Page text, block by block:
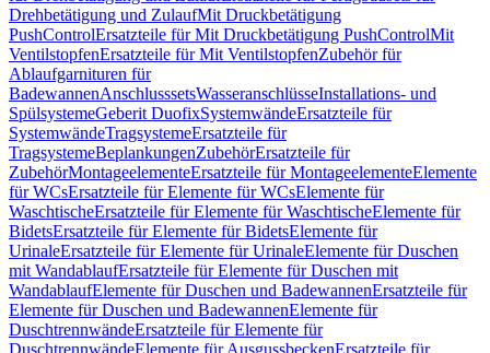
Drehbetätigung und ZulaufMit Druckbetätigung
PushControlErsatzteile für Mit Druckbetätigung PushControlMit
VentilstopfenErsatzteile für Mit VentilstopfenZubehör für
Ablaufgarnituren für
BadewannenAnschlusssetsWasseranschlüsseInstallations- und
SpülsystemeGeberit DuofixSystemwändeErsatzteile für
SystemwändeTragsystemeErsatzteile für
TragsystemeBeplankungenZubehörErsatzteile für
ZubehörMontageelementeErsatzteile für MontageelementeElemente
für WCsErsatzteile für Elemente für WCsElemente für
WaschtischeErsatzteile für Elemente für WaschtischeElemente für
BidetsErsatzteile für Elemente für BidetsElemente für
UrinaleErsatzteile für Elemente für UrinaleElemente für Duschen
mit WandablaufErsatzteile für Elemente für Duschen mit
WandablaufElemente für Duschen und BadewannenErsatzteile für
Elemente für Duschen und BadewannenElemente für
DuschtrennwändeErsatzteile für Elemente für
DuschtrennwändeElemente für AusgussbeckenErsatzteile für